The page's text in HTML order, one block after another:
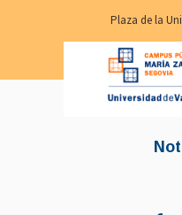
Plaza de la